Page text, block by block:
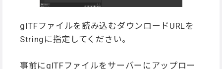
gITFファイルを読み込むダウンロードURLを
Stringに指定してください。
事前にglTFファイルをサーバーにアップロー